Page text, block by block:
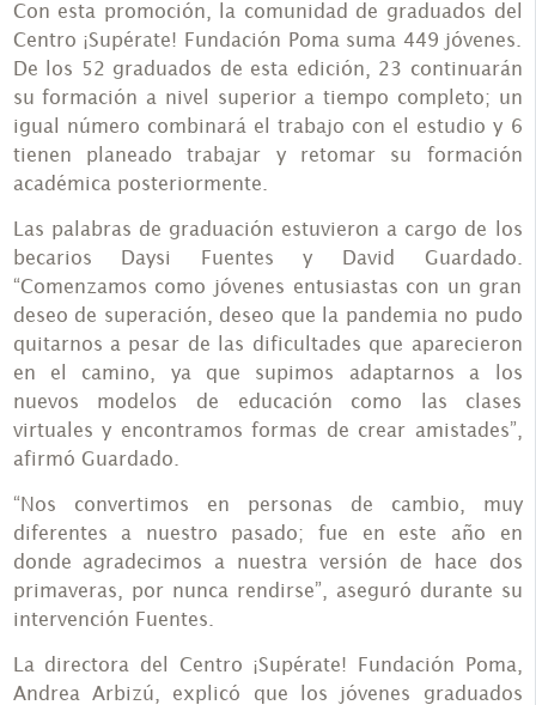
Con esta promoción, la comunidad de graduados del
Centro ¡Supérate! Fundación Poma suma 449 jóvenes.
De los 52 graduados de esta edición, 23 continuarán
su formación a nivel superior a tiempo completo; un
igual número combinará el trabajo con el estudio y 6
tienen planeado trabajar y retomar su formación
académica posteriormente.
Las palabras de graduación estuvieron a cargo de los
becarios Daysi Fuentes y David Guardado.
“Comenzamos como jóvenes entusiastas con un gran
deseo de superación, deseo que la pandemia no pudo
quitarnos a pesar de las dificultades que aparecieron
en el camino, ya que supimos adaptarnos a los
nuevos modelos de educación como las clases
virtuales y encontramos formas de crear amistades”,
afirmó Guardado.
“Nos convertimos en personas de cambio, muy
diferentes a nuestro pasado; fue en este año en
donde agradecimos a nuestra versión de hace dos
primaveras, por nunca rendirse”, aseguró durante su
intervención Fuentes.
La directora del Centro ¡Supérate! Fundación Poma,
Andrea Arbizú, explicó que los jóvenes graduados